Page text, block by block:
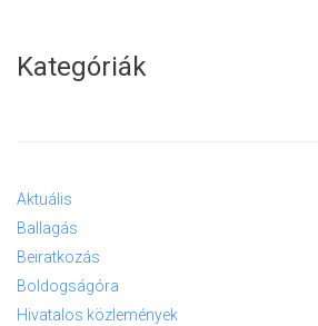
Kategóriák
Aktuális
Ballagás
Beiratkozás
Boldogságóra
Hivatalos közlemények